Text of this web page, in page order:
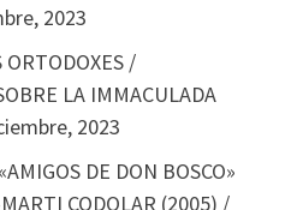
2023
ORTODOXES /
LA IMMACULADA
2023
DE DON BOSCO»
CODOLAR (2005) /